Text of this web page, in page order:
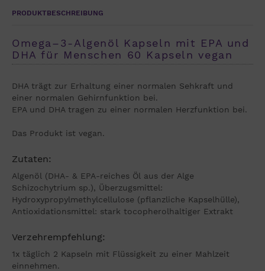
PRODUKTBESCHREIBUNG
Omega–3-Algenöl Kapseln mit EPA und
DHA für Menschen 60 Kapseln vegan
DHA trägt zur Erhaltung einer normalen Sehkraft und
einer normalen Gehirnfunktion bei.
EPA und DHA tragen zu einer normalen Herzfunktion bei.
Das Produkt ist vegan.
Zutaten:
Algenöl (DHA- & EPA-reiches Öl aus der Alge
Schizochytrium sp.), Überzugsmittel:
Hydroxypropylmethylcellulose (pflanzliche Kapselhülle),
Antioxidationsmittel: stark tocopherolhaltiger Extrakt
Verzehrempfehlung:
1x täglich 2 Kapseln mit Flüssigkeit zu einer Mahlzeit
einnehmen.